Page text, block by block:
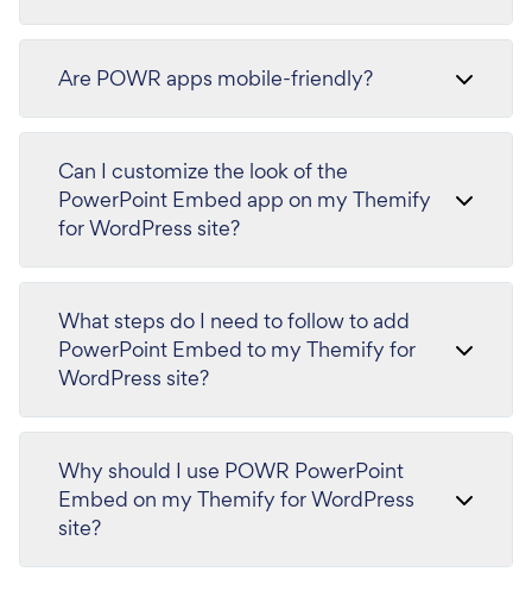
Are POWR apps mobile-friendly?
Can I customize the look of the
PowerPoint Embed app on my Themify
for WordPress site?
What steps do I need to follow to add
PowerPoint Embed to my Themify for
WordPress site?
Why should I use POWR PowerPoint
Embed on my Themify for WordPress
site?